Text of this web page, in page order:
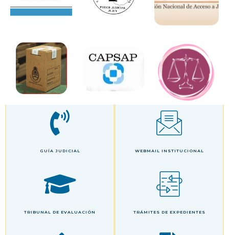
GUÍA JUDICIAL WEBMAIL INSTITUCIONAL
TRIBUNAL DE EVALUACIÓN TRÁMITES DE EXPEDIENTES